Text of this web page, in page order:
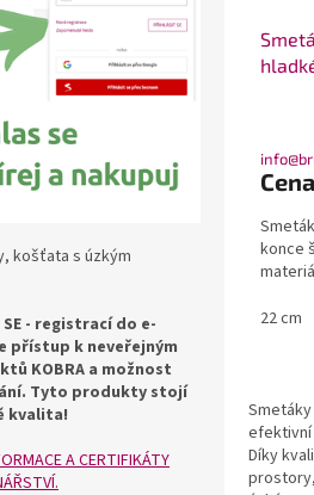
košťata s úzkým
- registrací do e-
přístup k neveřejným
KOBRA a možnost
Tyto produkty stojí
kvalita!
A CERTIFIKÁTY
konce
22 cm
efektivní
Díky